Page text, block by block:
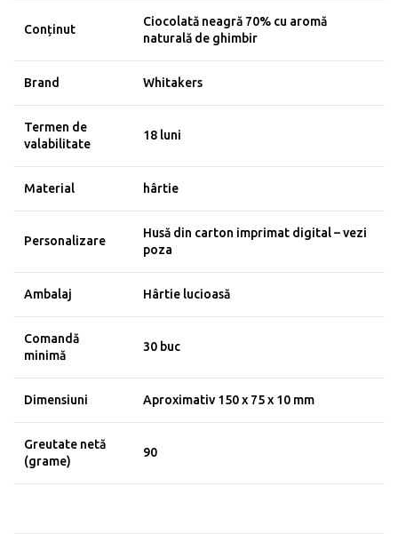
Conținut
Ciocolată neagră 70% cu aromă
naturală de ghimbir
Brand Whitakers
Termen de
valabilitate
18 luni
Material hârtie
Personalizare
Husă din carton imprimat digital – vezi
poza
Ambalaj Hârtie lucioasă
Comandă
minimă
30 buc
Dimensiuni Aproximativ 150 x 75 x 10 mm
Greutate netă
(grame)
90